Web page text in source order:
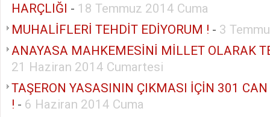
HARÇLIĞI - 18 Temmuz 2014 Cuma
MUHALİFLERİ TEHDİT EDİYORUM ! - 3
ANAYASA MAHKEMESİNİ MİLLET OLARAK
21 Haziran 2014 Cumartesi
TAŞERON YASASININ ÇIKMASI İÇİN 301
! - 6 Haziran 2014 Cuma